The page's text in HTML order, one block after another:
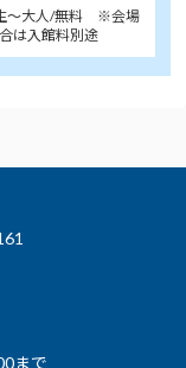
～大人/無料 ※会場
は入館料別途
まで